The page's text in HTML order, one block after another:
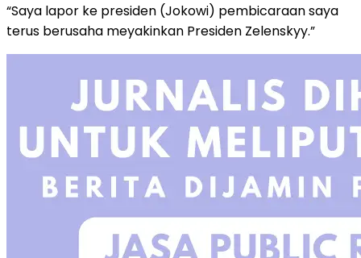
“Saya lapor ke presiden (Jokowi) pembicaraan saya
terus berusaha meyakinkan Presiden Zelenskyy.”